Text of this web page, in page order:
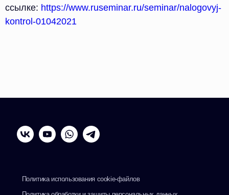
ссылке: https://www.ruseminar.ru/seminar/nalogovyj-
kontrol-01042021
vk yt wa tg
Политика использования cookie-файлов